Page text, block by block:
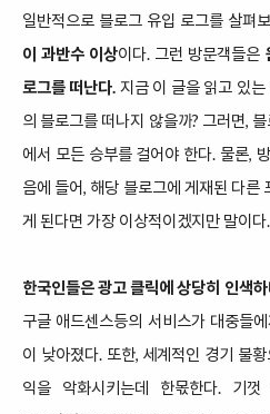
일반적으로 블로그 유입 로그를 살펴
이 과반수 이상이다. 그런 방문객들은
로그를 떠난다. 지금 이 글을 읽고 있
의 블로그를 떠나지 않을까? 그러면,
에서 모든 승부를 걸어야 한다. 물론,
음에 들어, 해당 블로그에 게재된 다른
게 된다면 가장 이상적이겠지만 말이다.
한국인들은 광고 클릭에 상당히 인색
구글 애드센스등의 서비스가 대중들
이 낮아졌다. 또한, 세계적인 경기 불
익을 악화시키는데 한몫한다. 기껏